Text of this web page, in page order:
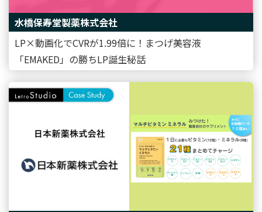
水橋保寿堂製薬株式会社
LP×動画化でCVRが1.99倍に！まつげ美容液
「EMAKED」の勝ちLP誕生秘話